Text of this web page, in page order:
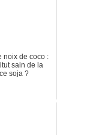
noix de coco :
sain de la
soja ?